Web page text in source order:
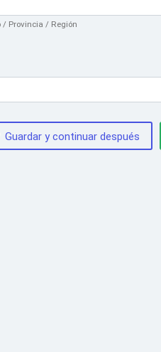
/ Provincia / Región
Guardar y continuar después